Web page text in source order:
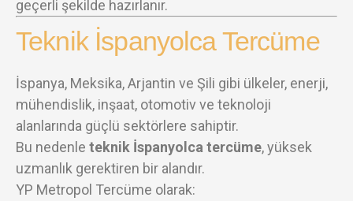
geçerli şekilde hazırlanır.
Teknik İspanyolca Tercüme
İspanya, Meksika, Arjantin ve Şili gibi ülkeler, enerji,
mühendislik, inşaat, otomotiv ve teknoloji
alanlarında güçlü sektörlere sahiptir.
Bu nedenle teknik İspanyolca tercüme, yüksek
uzmanlık gerektiren bir alandır.
YP Metropol Tercüme olarak: